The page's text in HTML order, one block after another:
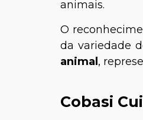
animais.
O
da variedade
animal ,
Cobasi